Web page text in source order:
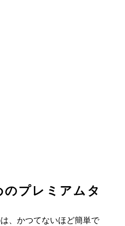
プレミアムタ
、かつてないほど簡単で